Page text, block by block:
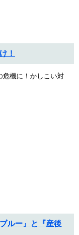
！
危機に！かしこい対
ルー』と『産後